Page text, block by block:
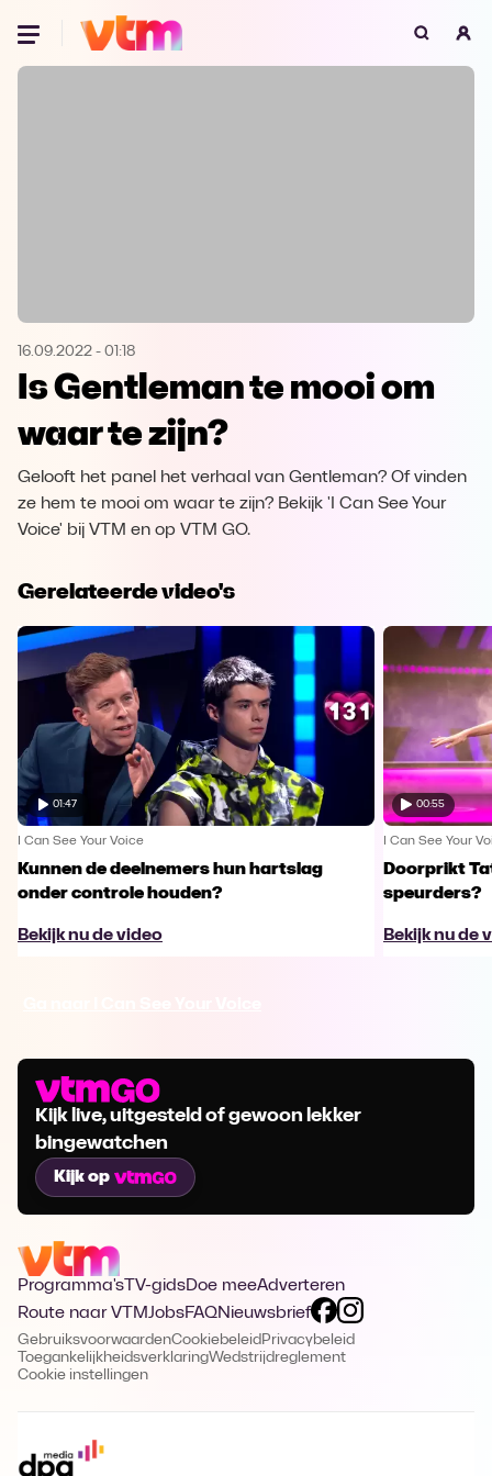
Oeps, browser niet ondersteund
Microsoft Edge Download
Opera
16.09.2022 - 01:18
Is Gentleman te mooi om
waar te zijn?
Gelooft het panel het verhaal van Gentleman? Of vinden
ze hem te mooi om waar te zijn? Bekijk 'I Can See Your
Voice' bij VTM en op VTM GO.
Gerelateerde video's
01:47
I Can See Your Voice
Kunnen de deelnemers hun hartslag
onder controle houden?
Bekijk nu de video
00:55
I Can See Your
Doorprikt
speurders?
Bekijk nu de
Kijk live, uitgesteld of gewoon lekker
bingewatchen
Kijk op
Programma's TV-gidsDoe meeAdverteren
Route naar VTMJobsFAQNieuwsbrief
GebruiksvoorwaardenCookiebeleid Privacybeleid
ToegankelijkheidsverklaringWedstrijdreglement
Cookie instellingen